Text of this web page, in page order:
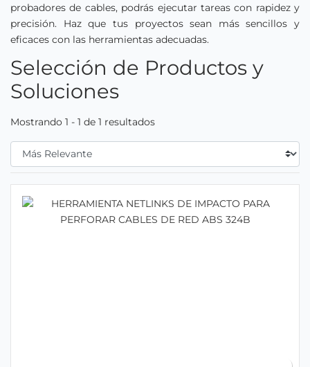
probadores de cables, podrás ejecutar tareas con rapidez y
precisión. Haz que tus proyectos sean más sencillos y
eficaces con las herramientas adecuadas.
Selección de Productos y
Soluciones
Mostrando 1 - 1 de 1 resultados
Filtrar Por